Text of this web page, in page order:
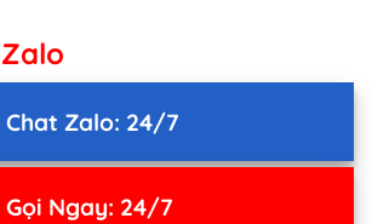
Zalo
Chat Zalo: 24/7
Gọi Ngay: 24/7